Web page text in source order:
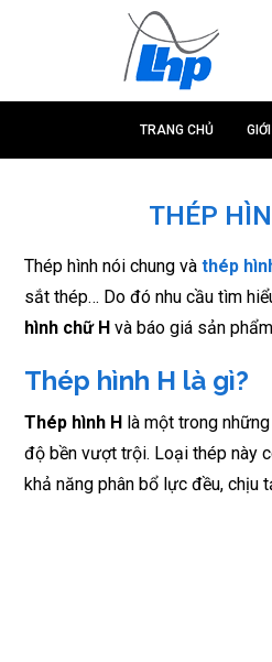
TRANG CHỦ
THÉP
Thép hình nói chung và thép
sắt thép… Do đó nhu cầu tìm
hình chữ H và báo giá sản
Thép hình H là gì?
Thép hình H là một trong
độ bền vượt trội. Loại thép này
khả năng phân bổ lực đều, chịu